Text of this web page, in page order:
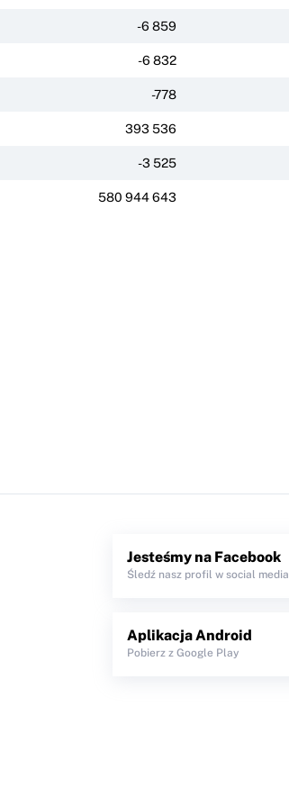
-6 859
-6 832
-778
393 536
-3 525
580 944 643
Jesteśmy na Facebook
Śledź nasz profil w social media
Aplikacja Android
Pobierz z Google Play